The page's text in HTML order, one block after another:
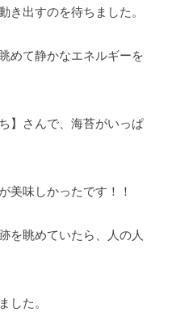
き出すのを待ちました。
めて静かなエネルギーを
】さんで、海苔がいっぱ
美味しかったです！！
を眺めていたら、人の人
した。